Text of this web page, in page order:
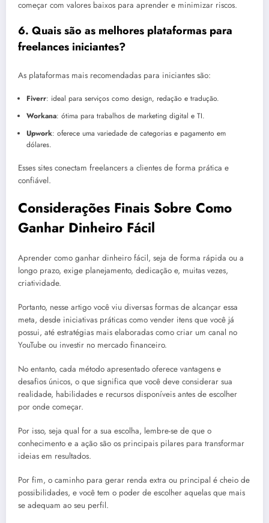
começar com valores baixos para aprender e minimizar riscos.
6. Quais são as melhores plataformas para
freelances iniciantes?
As plataformas mais recomendadas para iniciantes são:
Fiverr: ideal para serviços como design, redação e tradução.
Workana: ótima para trabalhos de marketing digital e TI.
Upwork: oferece uma variedade de categorias e pagamento em
dólares.
Esses sites conectam freelancers a clientes de forma prática e
confiável.
Considerações Finais Sobre Como
Ganhar Dinheiro Fácil
Aprender como ganhar dinheiro fácil, seja de forma rápida ou a
longo prazo, exige planejamento, dedicação e, muitas vezes,
criatividade.
Portanto, nesse artigo você viu diversas formas de alcançar essa
meta, desde iniciativas práticas como vender itens que você já
possui, até estratégias mais elaboradas como criar um canal no
YouTube ou investir no mercado financeiro.
No entanto, cada método apresentado oferece vantagens e
desafios únicos, o que significa que você deve considerar sua
realidade, habilidades e recursos disponíveis antes de escolher
por onde começar.
Por isso, seja qual for a sua escolha, lembre-se de que o
conhecimento e a ação são os principais pilares para transformar
ideias em resultados.
Por fim, o caminho para gerar renda extra ou principal é cheio de
possibilidades, e você tem o poder de escolher aquelas que mais
se adequam ao seu perfil.